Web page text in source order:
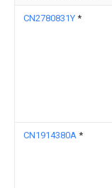
CN2780831Y *
CN1914380A *